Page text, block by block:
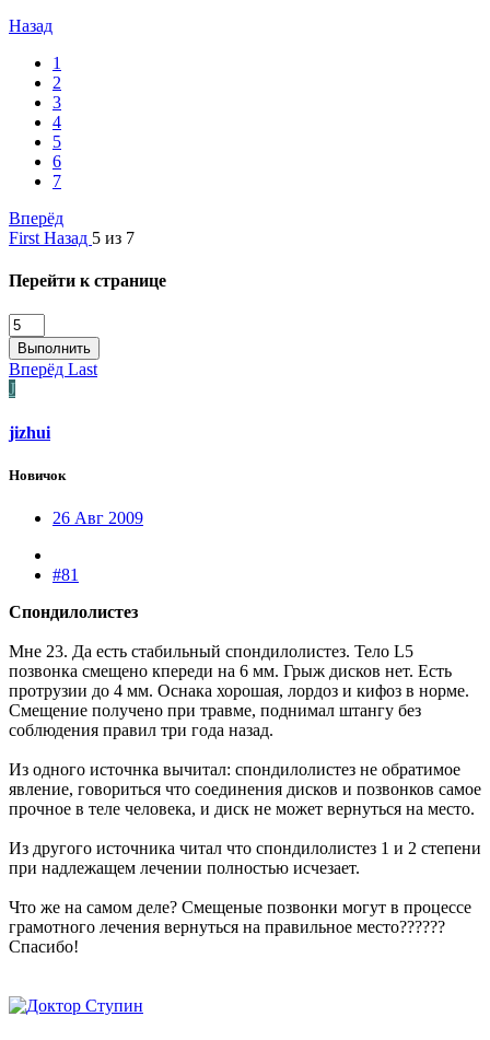
Назад
1
2
3
4
5
6
7
Вперёд
First Назад 5 из 7
Перейти к странице
Выполнить
Вперёд Last
J
jizhui
Новичок
26 Авг 2009
#81
Спондилолистез
Мне 23. Да есть стабильный спондилолистез. Тело L5
позвонка смещено кпереди на 6 мм. Грыж дисков нет. Есть
протрузии до 4 мм. Оснака хорошая, лордоз и кифоз в норме.
Смещение получено при травме, поднимал штангу без
соблюдения правил три года назад.
Из одного источнка вычитал: спондилолистез не обратимое
явление, говориться что соединения дисков и позвонков самое
прочное в теле человека, и диск не может вернуться на место.
Из другого источника читал что спондилолистез 1 и 2 степени
при надлежащем лечении полностью исчезает.
Что же на самом деле? Смещеные позвонки могут в процессе
грамотного лечения вернуться на правильное место??????
Спасибо!